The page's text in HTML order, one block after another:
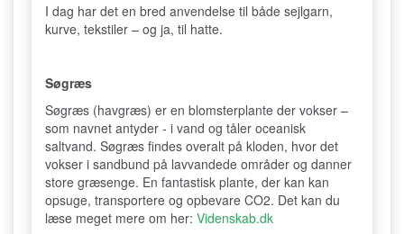
I dag har det en bred anvendelse til både sejlgarn,
kurve, tekstiler – og ja, til hatte.
Søgræs
Søgræs (havgræs) er en blomsterplante der vokser –
som navnet antyder - i vand og tåler oceanisk
saltvand. Søgræs findes overalt på kloden, hvor det
vokser i sandbund på lavvandede områder og danner
store græsenge. En fantastisk plante, der kan kan
opsuge, transportere og opbevare CO2. Det kan du
læse meget mere om her: Videnskab.dk